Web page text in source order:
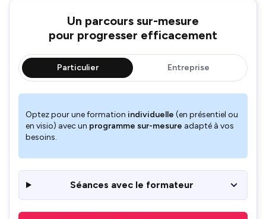
Un parcours sur-mesure
pour progresser efficacement
Particulier Entreprise
Optez pour une formation individuelle (en présentiel ou
en visio) avec un programme sur-mesure adapté à vos
besoins.
Séances avec le formateur